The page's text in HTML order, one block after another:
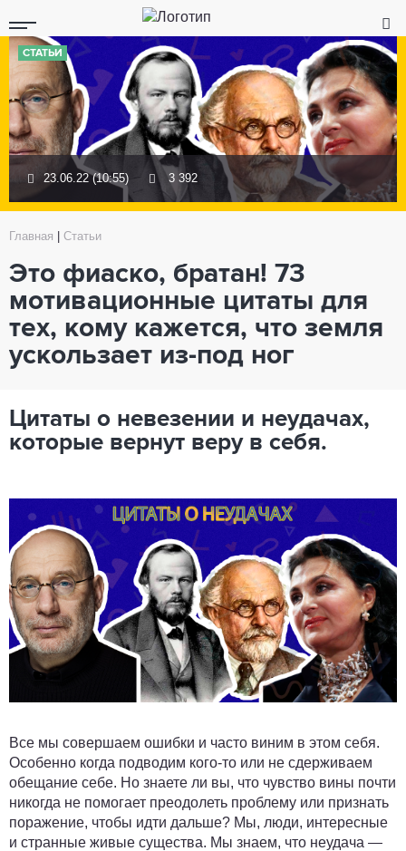
СТАТЬИ
23.06.22 (10:55) 3 392
Главная Статьи
Это фиаско, братан! 73
мотивационные цитаты для
тех, кому кажется, что земля
ускользает из-под ног
Цитаты о невезении и неудачах,
которые вернут веру в себя.
Все мы совершаем ошибки и часто виним в этом себя.
Особенно когда подводим кого-то или не сдерживаем
обещание себе. Но знаете ли вы, что чувство вины почти
никогда не помогает преодолеть проблему или признать
поражение, чтобы идти дальше? Мы, люди, интересные
и странные живые существа. Мы знаем, что неудача —